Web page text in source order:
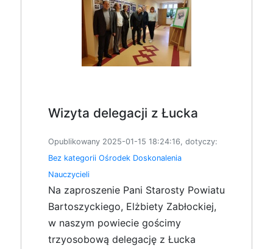
Wizyta delegacji z Łucka
Opublikowany 2025-01-15 18:24:16, dotyczy:
Bez kategorii Ośrodek Doskonalenia
Nauczycieli
Na zaproszenie Pani Starosty Powiatu
Bartoszyckiego, Elżbiety Zabłockiej,
w naszym powiecie gościmy
trzyosobową delegację z Łucka